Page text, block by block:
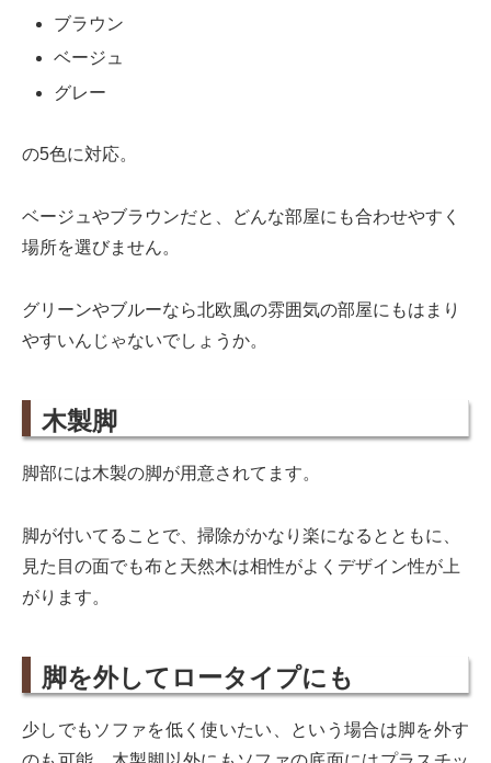
ブラウン
ベージュ
グレー
の5色に対応。
ベージュやブラウンだと、どんな部屋にも合わせやすく
場所を選びません。
グリーンやブルーなら北欧風の雰囲気の部屋にもはまり
やすいんじゃないでしょうか。
木製脚
脚部には木製の脚が用意されてます。
脚が付いてることで、掃除がかなり楽になるとともに、
見た目の面でも布と天然木は相性がよくデザイン性が上
がります。
脚を外してロータイプにも
少しでもソファを低く使いたい、という場合は脚を外す